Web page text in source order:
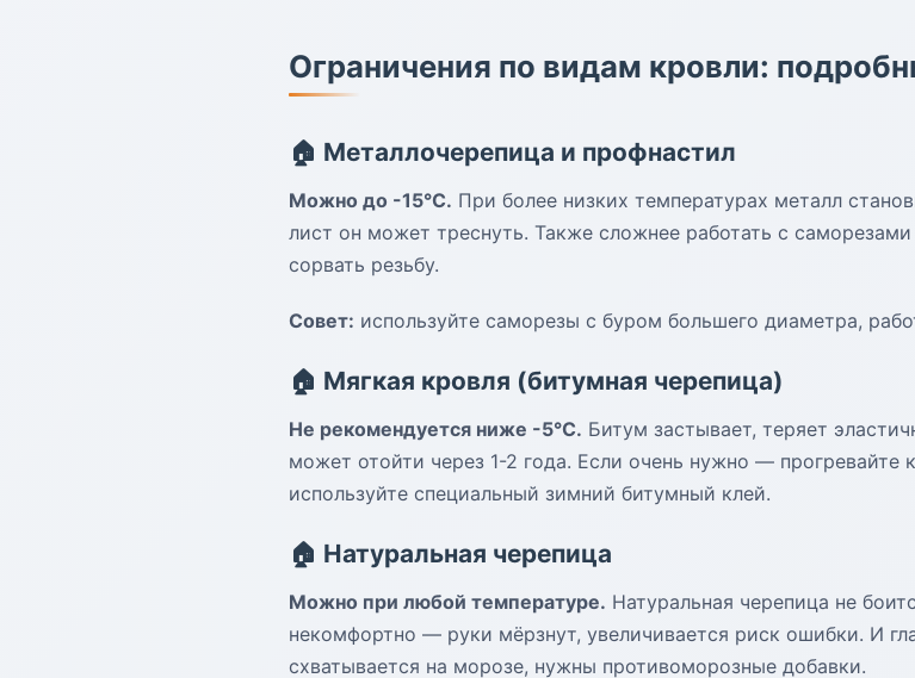
Ограничения по видам кровли:
🏠 Металлочерепица и профнастил
Можно до -15°C. При более низких температурах металл
лист он может треснуть. Также сложнее работать с
сорвать резьбу.
Совет: используйте саморезы с буром большего диаметра,
🏠 Мягкая кровля (битумная черепица)
Не рекомендуется ниже -5°C. Битум застывает, теряет
может отойти через 1-2 года. Если очень нужно —
используйте специальный зимний битумный клей.
🏠 Натуральная черепица
Можно при любой температуре. Натуральная черепица не
некомфортно — руки мёрзнут, увеличивается риск ошибки. И
схватывается на морозе, нужны противоморозные добавки.